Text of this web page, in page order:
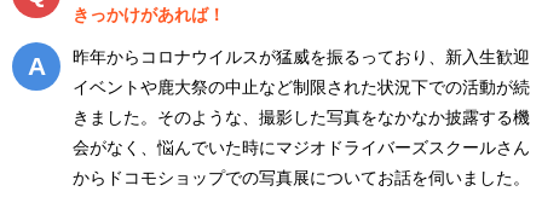
きっかけがあれば！
昨年からコロナウイルスが猛威を振るっており、新入生歓迎
イベントや鹿大祭の中止など制限された状況下での活動が続
きました。そのような、撮影した写真をなかなか披露する機
会がなく、悩んでいた時にマジオドライバーズスクールさん
からドコモショップでの写真展についてお話を伺いました。